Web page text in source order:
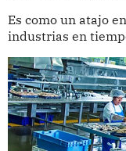
Es como un atajo
industrias en